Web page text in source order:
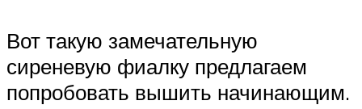
Вот такую замечательную
сиреневую фиалку предлагаем
попробовать вышить начинающим.